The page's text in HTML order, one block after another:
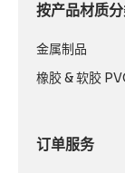
按产品材质
金属制品
橡胶 & 软胶
订单服务